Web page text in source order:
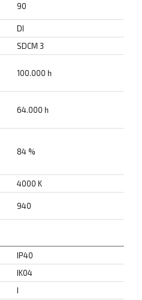
90
DI
SDCM 3
100.000 h
64.000 h
84 %
4000 K
940
IP40
IK04
I